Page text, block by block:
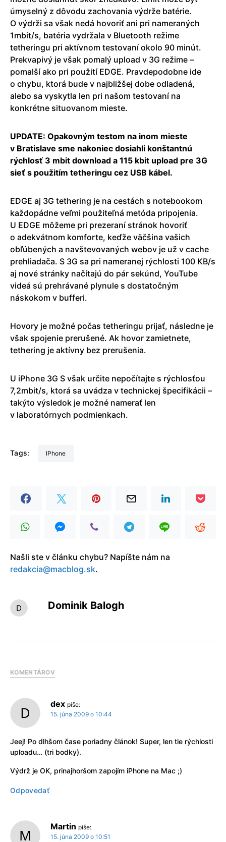
úmyselný z dôvodu zachovania výdrže batérie.
O výdrži sa však nedá hovoriť ani pri nameraných
1mbit/s, batéria vydržala v Bluetooth režime
tetheringu pri aktívnom testovaní okolo 90 minút.
Prekvapivý je však pomalý upload v 3G režime –
pomalší ako pri použití EDGE. Pravdepodobne ide
o chybu, ktorá bude v najbližšej dobe odladená,
alebo sa vyskytla len pri našom testovaní na
konkrétne situovanom mieste.
UPDATE: Opakovným testom na inom mieste
v Bratislave sme nakoniec dosiahli konštantnú
rýchlosť 3 mbit download a 115 kbit upload pre 3G
sieť s použitím tetheringu cez USB kábel.
EDGE aj 3G tethering je na cestách s notebookom
každopádne veľmi použiteľná metóda pripojenia.
U EDGE môžeme pri prezeraní stránok hovoriť
o adekvátnom komforte, keďže väčšina vašich
obľúbených a navštevovaných webov je už v cache
prehliadača. S 3G sa pri nameranej rýchlosti 100 KB/s
aj nové stránky načítajú do pár sekúnd, YouTube
videá sú prehrávané plynule s dostatočným
náskokom v bufferi.
Hovory je možné počas tetheringu prijať, následne je
však spojenie prerušené. Ak hovor zamietnete,
tethering je aktívny bez prerušenia.
U iPhone 3G S však určite nepočítajte s rýchlosťou
7,2mbit/s, ktorá sa uvádza v technickej špecifikácii –
takýto výsledok je možné namerať len
v laboratórnych podmienkach.
Tags: iPhone
Našli ste v článku chybu? Napíšte nám na
redakcia@macblog.sk.
Dominik Balogh
KOMENTÁROV
dex píše:
15. júna 2009 o 10:44
Jeej! Po dlhšom čase poriadny článok! Super, len tie rýchlosti
uploadu… (tri bodky).
Výdrž je OK, prinajhoršom zapojím iPhone na Mac ;)
Odpovedať
Martin píše:
15. júna 2009 o 10:51